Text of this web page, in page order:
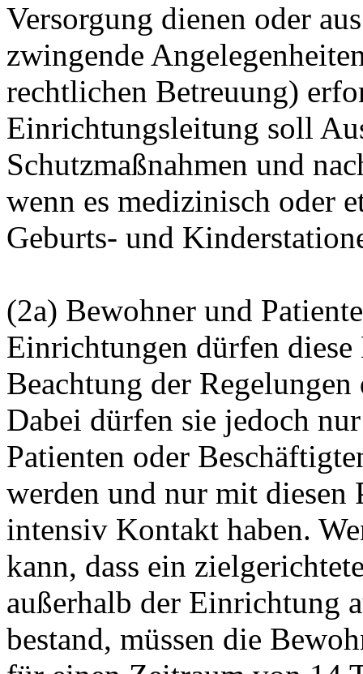
Versorgung dienen oder
zwingende
rechtlichen Betreuung)
Einrichtungsleitung soll
Schutzmaßnahmen und
wenn es medizinisch oder
Geburts- und
(2a) Bewohner und
Einrichtungen dürfen
Beachtung der
Dabei dürfen sie jedoch
Patienten oder
werden und nur mit diesen
intensiv Kontakt haben.
kann, dass ein
außerhalb der Einrichtung
bestand, müssen die